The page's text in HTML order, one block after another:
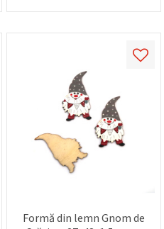
Formă din lemn Gnom de